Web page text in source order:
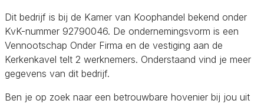
Dit bedrijf is bij de Kamer van Koophandel bekend onder
KvK-nummer 92790046. De ondernemingsvorm is een
Vennootschap Onder Firma en de vestiging aan de
Kerkenkavel telt 2 werknemers. Onderstaand vind je meer
gegevens van dit bedrijf.
Ben je op zoek naar een betrouwbare hovenier bij jou uit